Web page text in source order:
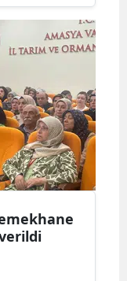
Denizli
Edirne
Elazığ
Erzincan
Erzurum
Eskişehir